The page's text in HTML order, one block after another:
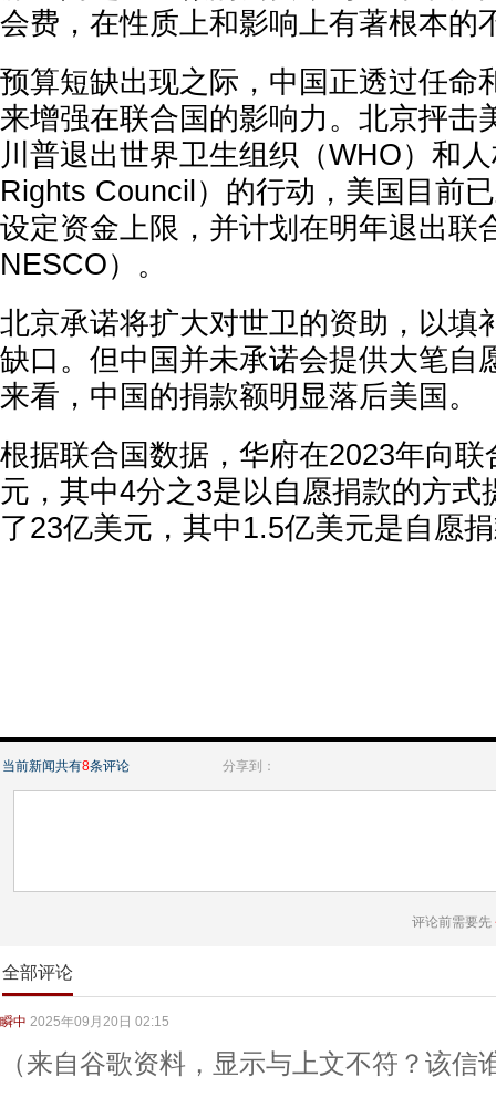
会费，在性质上和影响上有著根本的
预算短缺出现之际，中国正透过任命
来增强在联合国的影响力。北京抨击
川普退出世界卫生组织（WHO）和
Rights Council）的行动，美国目前
设定资金上限，并计划在明年退出联
NESCO）。
北京承诺将扩大对世卫的资助，以填
缺口。但中国并未承诺会提供大笔自
来看，中国的捐款额明显落后美国。
根据联合国数据，华府在2023年向
元，其中4分之3是以自愿捐款的方式
了23亿美元，其中1.5亿美元是自愿
当前新闻共有8条评论 分享到：
评论前需要先
全部评论
瞬中 2025年09月20日 02:15
（来自谷歌资料，显示与上文不符？该信